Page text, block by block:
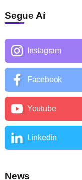
Segue Aí
Instagram
Facebook
Youtube
Linkedin
News